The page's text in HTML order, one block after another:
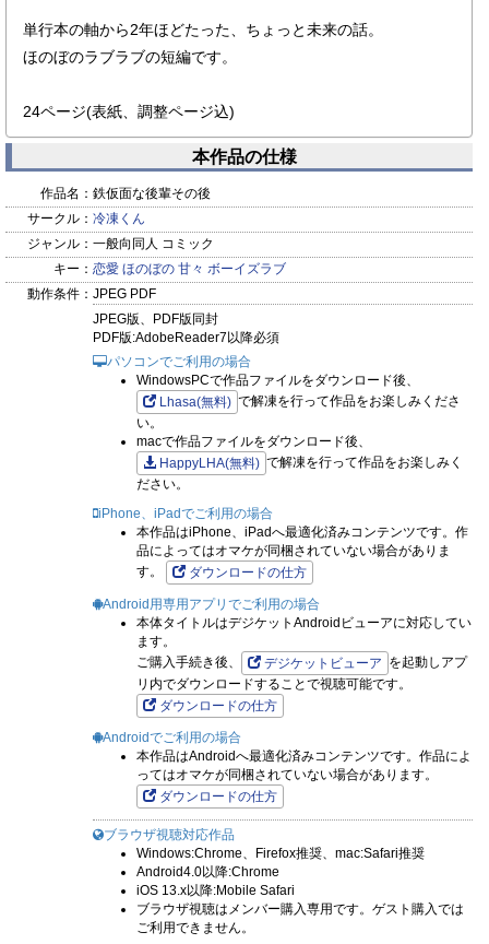
単行本の軸から2年ほどたった、ちょっと未来の話。
ほのぼのラブラブの短編です。
24ページ(表紙、調整ページ込)
本作品の仕様
作品名： 鉄仮面な後輩その後
サークル： 冷凍くん
ジャンル： 一般向同人 コミック
キー： 恋愛 ほのぼの 甘々 ボーイズラブ
動作条件： JPEG PDF
JPEG版、PDF版同封
PDF版:AdobeReader7以降必須
パソコンでご利用の場合
WindowsPCで作品ファイルをダウンロード後、
Lhasa(無料) で解凍を行って作品をお楽しみくださ
い。
macで作品ファイルをダウンロード後、
HappyLHA(無料) で解凍を行って作品をお楽しみく
ださい。
iPhone、iPadでご利用の場合
本作品はiPhone、iPadへ最適化済みコンテンツです。作
品によってはオマケが同梱されていない場合がありま
す。
ダウンロードの仕方
Android用専用アプリでご利用の場合
本体タイトルはデジケットAndroidビューアに対応してい
ます。
ご購入手続き後、
デジケットビューア を起動しアプ
リ内でダウンロードすることで視聴可能です。
ダウンロードの仕方
Androidでご利用の場合
本作品はAndroidへ最適化済みコンテンツです。作品によ
ってはオマケが同梱されていない場合があります。
ダウンロードの仕方
ブラウザ視聴対応作品
Windows:Chrome、Firefox推奨、mac:Safari推奨
Android4.0以降:Chrome
iOS 13.x以降:Mobile Safari
ブラウザ視聴はメンバー購入専用です。ゲスト購入では
ご利用できません。